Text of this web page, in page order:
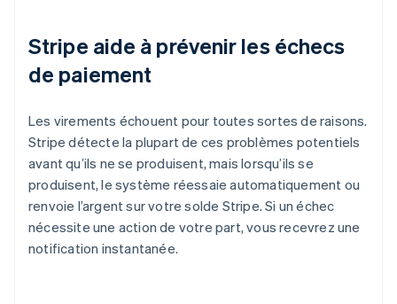
Stripe aide à prévenir les échecs
de paiement
Les virements échouent pour toutes sortes de raisons.
Stripe détecte la plupart de ces problèmes potentiels
avant qu’ils ne se produisent, mais lorsqu’ils se
produisent, le système réessaie automatiquement ou
renvoie l’argent sur votre solde Stripe. Si un échec
nécessite une action de votre part, vous recevrez une
notification instantanée.